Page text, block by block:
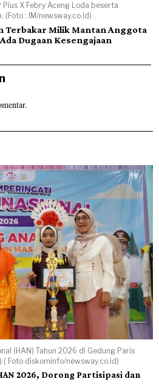
Pius X Febry Aceng Loda beserta
(Foto : IM/newsway.co.id)
Terbakar Milik Mantan Anggota
Dugaan Kesengajaan
(HAN) Tahun 2026 di Gedung Paris
Foto diskominfo/newsway.co.id)
2026, Dorong Partisipasi dan